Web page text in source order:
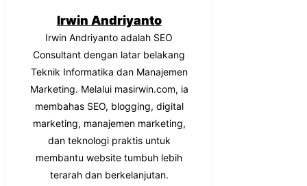
Irwin Andriyanto
Irwin Andriyanto adalah SEO
Consultant dengan latar belakang
Teknik Informatika dan Manajemen
Marketing. Melalui masirwin.com, ia
membahas SEO, blogging, digital
marketing, manajemen marketing,
dan teknologi praktis untuk
membantu website tumbuh lebih
terarah dan berkelanjutan.